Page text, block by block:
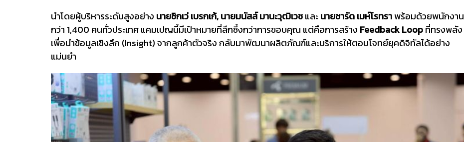
นำโดยผู้บริหารระดับสูงอย่าง นายซิกเว่ เบรกเก้, นายมนัสส์ มานะวุฒิเวชและนายชารัด เมห์โรทราพร้อมด้วยพนักงาน
กว่า 1,400 คนทั่วประเทศ แคมเปญนี้มีเป้าหมายที่ลึกซึ้งกว่าการขอบคุณ แต่คือการสร้าง Feedback Loopที่ทรงพลัง
เพื่อนำข้อมูลเชิงลึก (Insight) จากลูกค้าตัวจริง กลับมาพัฒนาผลิตภัณฑ์และบริการให้ตอบโจทย์ยุคดิจิทัลได้อย่าง
แม่นยำ